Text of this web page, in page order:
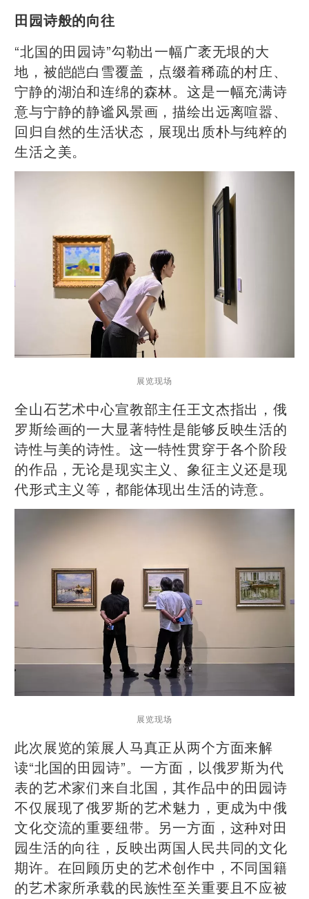
田园诗般的向往
“北国的田园诗”勾勒出一幅广袤无垠的大
地，被皑皑白雪覆盖，点缀着稀疏的村庄、
宁静的湖泊和连绵的森林。这是一幅充满诗
意与宁静的静谧风景画，描绘出远离喧嚣、
回归自然的生活状态，展现出质朴与纯粹的
生活之美。
展览现场
全山石艺术中心宣教部主任王文杰指出，俄
罗斯绘画的一大显著特性是能够反映生活的
诗性与美的诗性。这一特性贯穿于各个阶段
的作品，无论是现实主义、象征主义还是现
代形式主义等，都能体现出生活的诗意。
展览现场
此次展览的策展人马真正从两个方面来解
读“北国的田园诗”。一方面，以俄罗斯为代
表的艺术家们来自北国，其作品中的田园诗
不仅展现了俄罗斯的艺术魅力，更成为中俄
文化交流的重要纽带。另一方面，这种对田
园生活的向往，反映出两国人民共同的文化
期许。在回顾历史的艺术创作中，不同国籍
的艺术家所承载的民族性至关重要且不应被